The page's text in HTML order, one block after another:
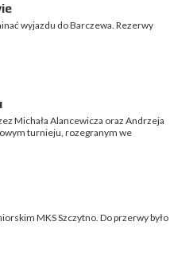
wyjazdu do Barczewa. Rezerwy
Michała Alancewicza oraz Andrzeja
turnieju, rozegranym we
MKS Szczytno. Do przerwy było